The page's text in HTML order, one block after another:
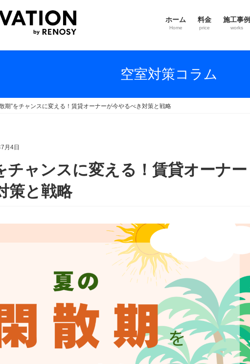
ホーム
Home
料金
price
施工事例
works
空室対策コラム
期”をチャンスに変える！賃貸オーナーが今やるべき対策と戦略
月4日
チャンスに変える！賃貸オーナー
策と戦略